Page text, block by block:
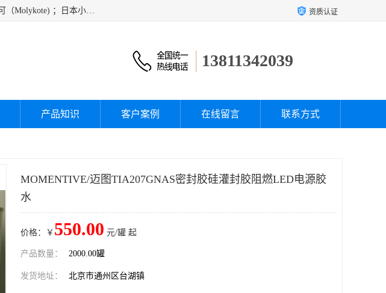
经销美国道康宁（DOW CORNING）硅胶；通用/东芝（GE/Toshiba）3M胶粘剂；乐泰（Loctite)；磨利可（Molykote) ；日本小西（KONISHI）硅胶；施敏打硬,硅胶；信越 产品；关东化成防潮披腹胶 ；三键；索尼；韩国Diabond，等各种电子电机电器进口硅胶产品、硅脂、硅油，经销美国道康宁（DOW CORNING）硅胶等 资质认证
13811342039
产品知识 客户案例 在线留言 联系方式
MOMENTIVE/迈图TIA207GNAS密封胶硅灌封胶阻燃LED电源胶
水
价格：￥ 550.00 元/罐 起
产品数量： 2000.00罐
发货地址： 北京市通州区台湖镇